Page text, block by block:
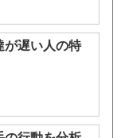
が遅い人の特